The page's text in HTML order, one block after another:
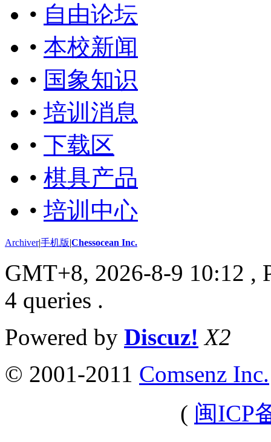
• 自由论坛
• 本校新闻
• 国象知识
• 培训消息
• 下载区
• 棋具产品
• 培训中心
Archiver|手机版|Chessocean Inc.
GMT+8, 2026-8-9 10:12 ,
4 queries .
Powered by Discuz! X2
© 2001-2011 Comsenz Inc.
( 闽ICP